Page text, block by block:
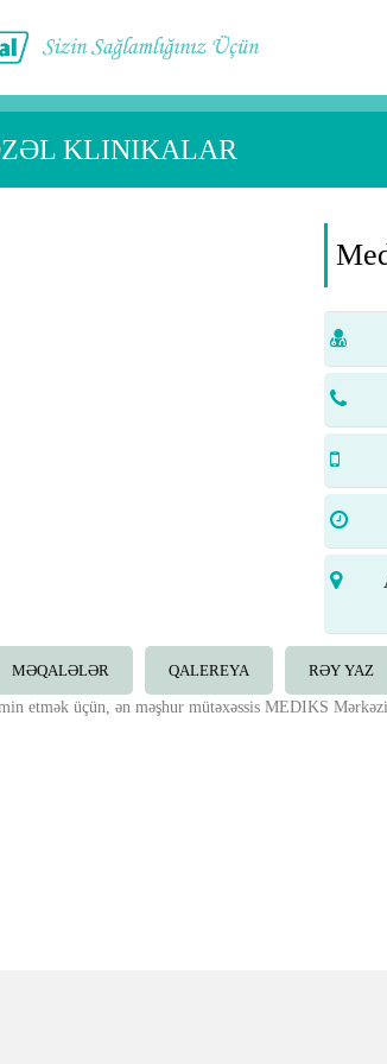
KLINIKALAR
MƏQALƏLƏR QALEREYA RƏY YAZ
etmək üçün, ən məşhur mütəxəssis MEDIKS